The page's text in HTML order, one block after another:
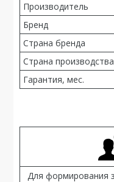
Производитель
Бренд
Страна бренда
Страна производства
Гарантия, мес.
Для формирования